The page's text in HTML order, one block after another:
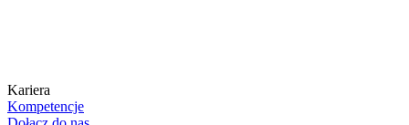
Kariera
Kompetencje